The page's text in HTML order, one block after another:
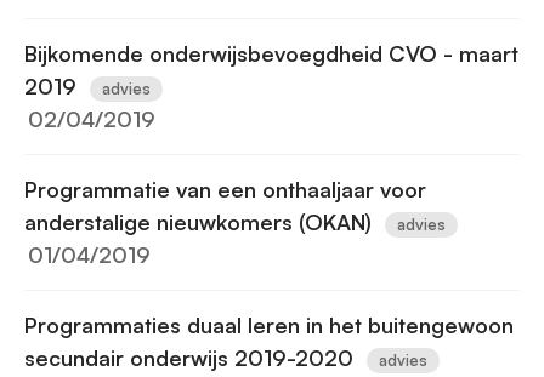
Bijkomende onderwijsbevoegdheid CVO - maart
2019
advies
02/04/2019
Programmatie van een onthaaljaar voor
anderstalige nieuwkomers (OKAN)
advies
01/04/2019
Programmaties duaal leren in het buitengewoon
secundair onderwijs 2019-2020
advies